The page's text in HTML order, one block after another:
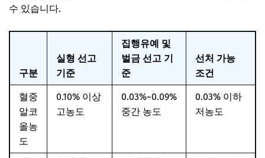
수 있습니다.
구분
실형 선고
기준
집행유예 및
벌금 선고 기
준
선처 가능
조건
혈중
알코
올농
도
0.10% 이상
고농도
0.03%~0.09%
중간 농도
0.03% 이하
저농도